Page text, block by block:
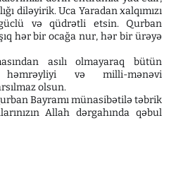
diləyirik. Uca Yaradan xalqımızı
və qüdrətli etsin. Qurban
hər bir ocağa nur, hər bir ürəyə
asılı olmayaraq bütün
həmrəyliyi və milli-mənəvi
olsun.
Bayramı münasibətilə təbrik
Allah dərgahında qəbul